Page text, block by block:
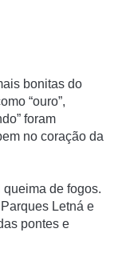
bonitas do
“ouro”,
foram
no coração da
de fogos.
Letná e
pontes e